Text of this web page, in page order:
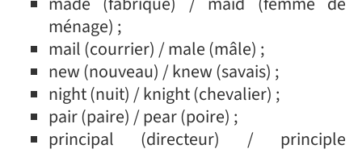
ménage) ;
mail (courrier) / male (mâle) ;
new (nouveau) / knew (savais) ;
night (nuit) / knight (chevalier) ;
pair (paire) / pear (poire) ;
principal (directeur) / principle